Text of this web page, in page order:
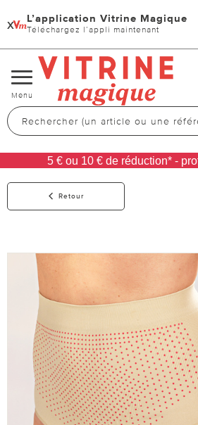
x L’application Vitrine Magique
Téléchargez l’appli maintenant
Changer
de
navigation
Menu
5 € ou 10 € de réduction* -
Retour